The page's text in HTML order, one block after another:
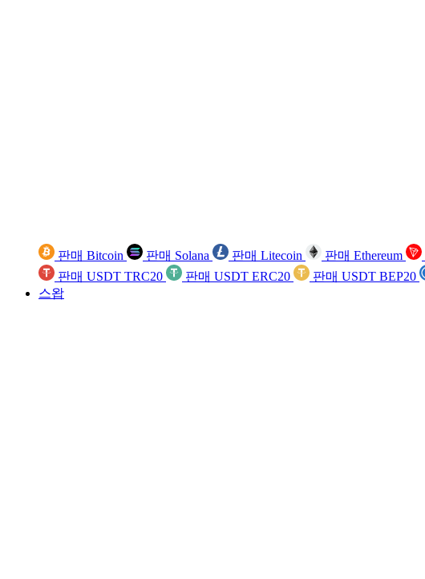
판매 Bitcoin 판매 Solana 판매 Litecoin 판매 Ethereum
판매 USDT TRC20
판매 USDT ERC20 판매 USDT BEP20
스왑